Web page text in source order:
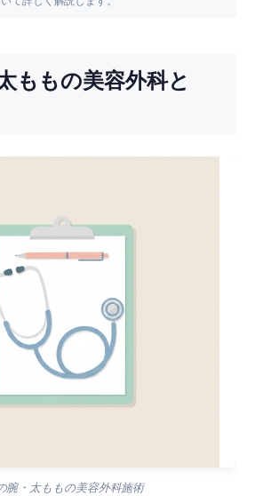
ももの美容外科と
腕・太ももの美容外科施術